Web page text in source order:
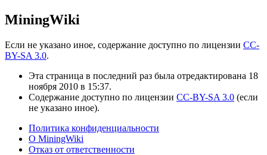
MiningWiki
Если не указано иное, содержание доступно по лицензии CC-
BY-SA 3.0.
Эта страница в последний раз была отредактирована 18
ноября 2010 в 15:37.
Содержание доступно по лицензии CC-BY-SA 3.0 (если
не указано иное).
Политика конфиденциальности
О MiningWiki
Отказ от ответственности